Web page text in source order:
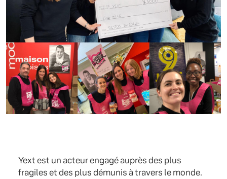
Yext est un acteur engagé auprès des plus
fragiles et des plus démunis à travers le monde.